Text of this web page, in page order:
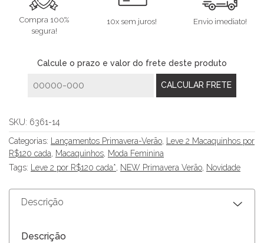
Compra 100%
segura!
10x sem juros! Envio imediato!
Calcule o prazo e valor do frete deste produto
SKU: 6361-14
Categorias:
Lançamentos Primavera-Verão,
Leve 2 Macaquinhos por
R$120 cada, Macaquinhos, Moda Feminina
Tags:
Leve 2 por R$120 cada*, NEW Primavera Verão, Novidade
Descrição
Descrição